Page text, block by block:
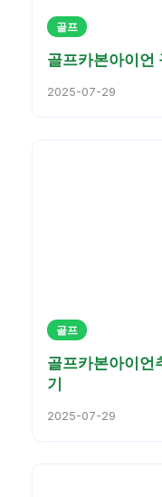
골프
골프카본아이언
2025-07-29
골프
골프카본아이언
기
2025-07-29